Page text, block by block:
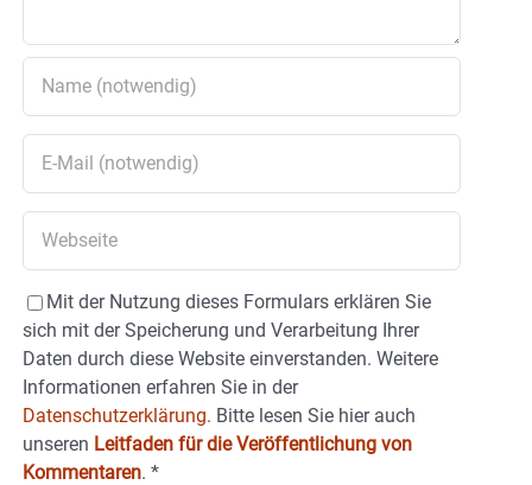
Mit der Nutzung dieses Formulars erklären Sie
sich mit der Speicherung und Verarbeitung Ihrer
Daten durch diese Website einverstanden. Weitere
Informationen erfahren Sie in der
Datenschutzerklärung. Bitte lesen Sie hier auch
unseren Leitfaden für die Veröffentlichung von
Kommentaren. *